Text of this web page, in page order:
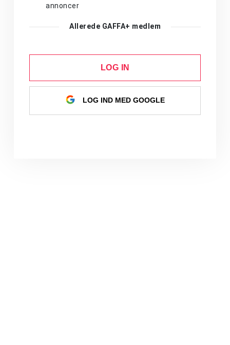
annoncer
Allerede GAFFA+ medlem
LOG IN
LOG IND MED GOOGLE